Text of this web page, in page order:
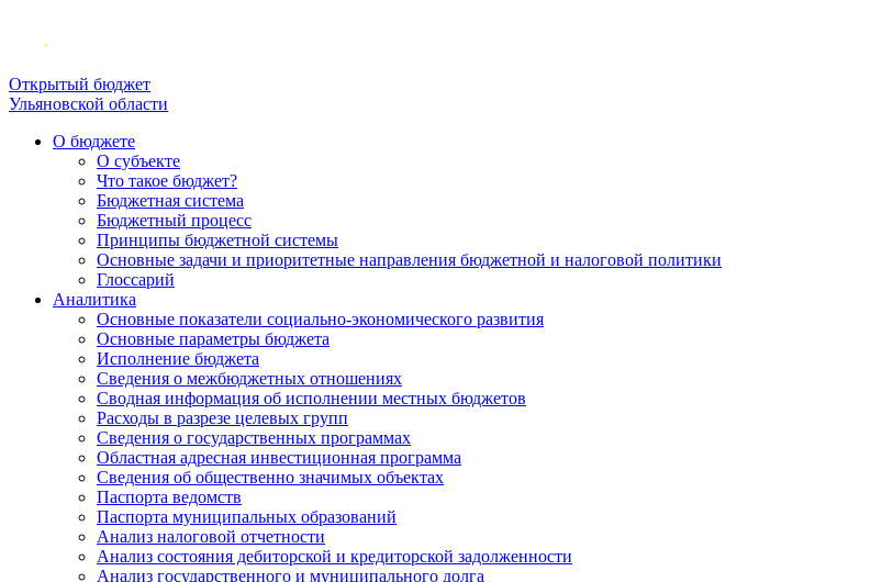
Открытый бюджет
Ульяновской области
О бюджете
О субъекте
Что такое бюджет?
Бюджетная система
Бюджетный процесс
Принципы бюджетной системы
Основные задачи и приоритетные направления бюджетной и налоговой политики
Глоссарий
Аналитика
Основные показатели социально-экономического развития
Основные параметры бюджета
Исполнение бюджета
Сведения о межбюджетных отношениях
Сводная информация об исполнении местных бюджетов
Расходы в разрезе целевых групп
Сведения о государственных программах
Областная адресная инвестиционная программа
Сведения об общественно значимых объектах
Паспорта ведомств
Паспорта муниципальных образований
Анализ налоговой отчетности
Анализ состояния дебиторской и кредиторской задолженности
Анализ государственного и муниципального долга